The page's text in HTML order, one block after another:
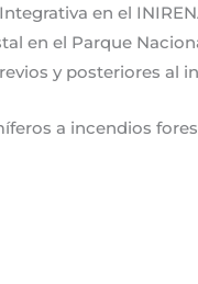
en el
en el Parque
y posteriores al
a incendios